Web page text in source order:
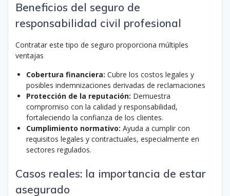
Beneficios del seguro de
responsabilidad civil profesional
Contratar este tipo de seguro proporciona múltiples
ventajas
Cobertura financiera: Cubre los costos legales y
posibles indemnizaciones derivadas de reclamaciones
Protección de la reputación: Demuestra
compromiso con la calidad y responsabilidad,
fortaleciendo la confianza de los clientes.
Cumplimiento normativo: Ayuda a cumplir con
requisitos legales y contractuales, especialmente en
sectores regulados.
Casos reales: la importancia de estar
asegurado